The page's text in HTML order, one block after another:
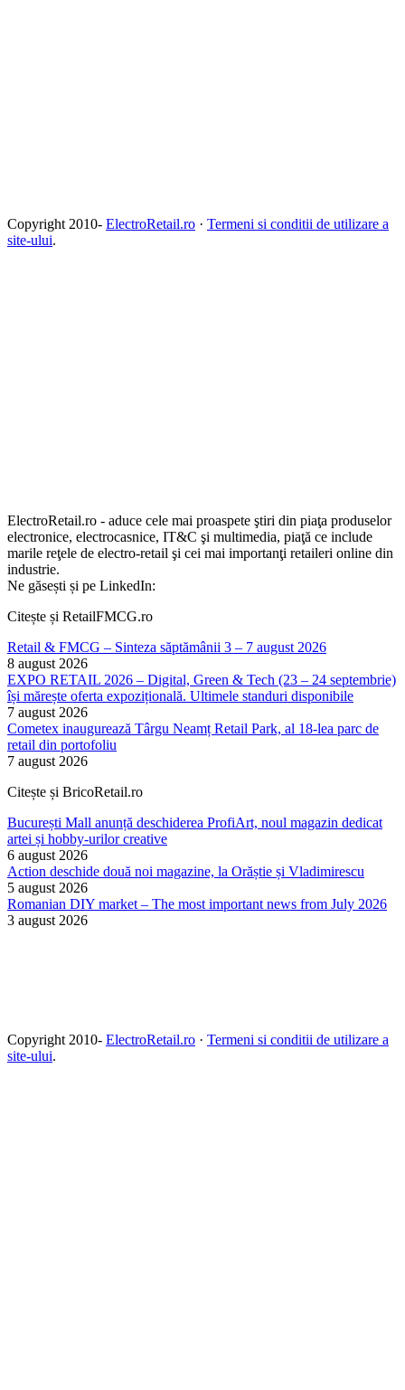
Copyright 2010- ElectroRetail.ro · Termeni si conditii de utilizare a
site-ului.
ElectroRetail.ro - aduce cele mai proaspete ştiri din piaţa produselor
electronice, electrocasnice, IT&C şi multimedia, piaţă ce include
marile reţele de electro-retail şi cei mai importanţi retaileri online din
industrie.
Ne găsești și pe LinkedIn:
Citește și RetailFMCG.ro
Retail & FMCG – Sinteza săptămânii 3 – 7 august 2026
8 august 2026
EXPO RETAIL 2026 – Digital, Green & Tech (23 – 24 septembrie)
își mărește oferta expozițională. Ultimele standuri disponibile
7 august 2026
Cometex inaugurează Târgu Neamț Retail Park, al 18-lea parc de
retail din portofoliu
7 august 2026
Citește și BricoRetail.ro
București Mall anunță deschiderea ProfiArt, noul magazin dedicat
artei și hobby-urilor creative
6 august 2026
Action deschide două noi magazine, la Orăștie și Vladimirescu
5 august 2026
Romanian DIY market – The most important news from July 2026
3 august 2026
Copyright 2010- ElectroRetail.ro · Termeni si conditii de utilizare a
site-ului.